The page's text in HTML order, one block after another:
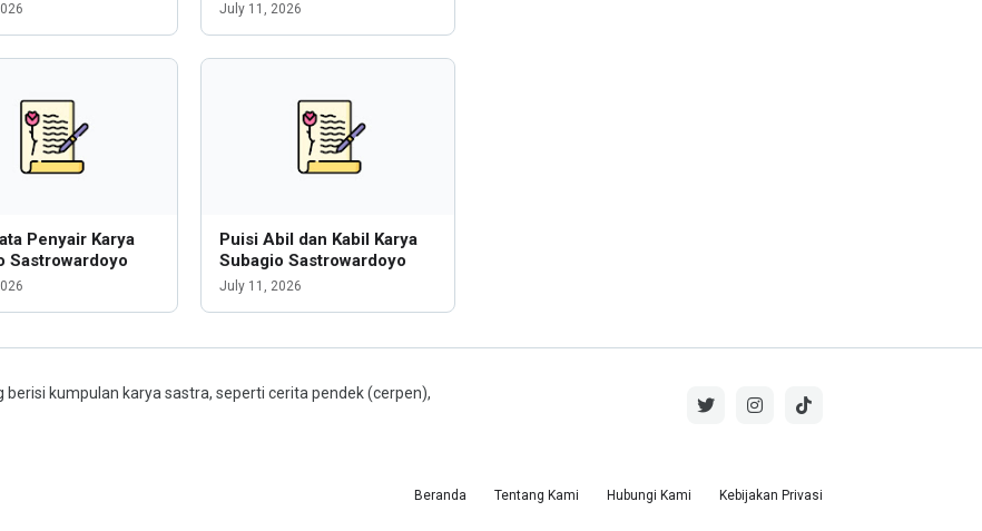
July 11, 2026
Penyair Karya
Sastrowardoyo
Puisi Abil dan Kabil Karya
Subagio Sastrowardoyo
July 11, 2026
kumpulan karya sastra, seperti cerita pendek (cerpen),
Beranda Tentang Kami Hubungi Kami Kebijakan Privasi